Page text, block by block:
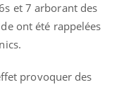
et 7 arborant des
ont été rappelées
provoquer des